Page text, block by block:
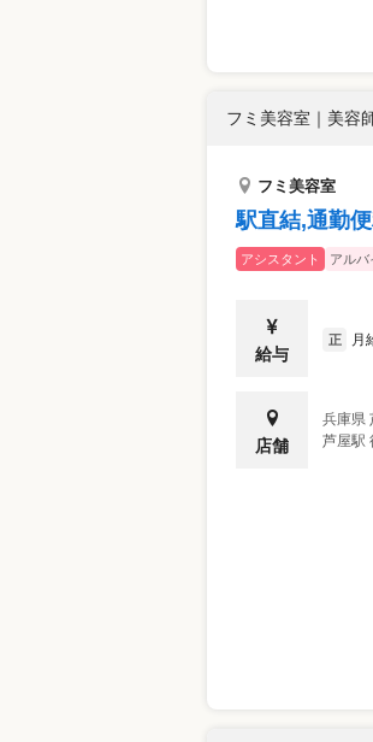
フミ美容室 ｜ 美容
フミ美容室
駅直結,通勤
アシスタント アルバ
給与
正 月
店舗
兵庫県
芦屋駅